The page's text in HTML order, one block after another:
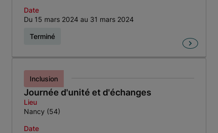
Date
Du 15 mars 2024 au 31 mars 2024
Terminé
Journée d'unité et d'échanges
Inclusion
Lieu
Nancy (54)
Date